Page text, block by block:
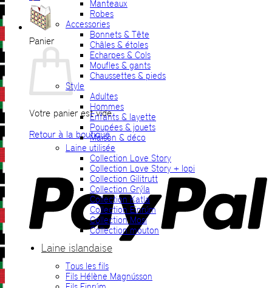
Panier
Votre panier est vide.
Retour à la boutique
Manteaux
Robes
Accessories
Bonnets & Tête
Châles & étoles
Echarpes & Cols
Moufles & gants
Chaussettes & pieds
Style
Adultes
Hommes
Enfants & layette
Poupées & jouets
Maison & déco
Laine utilisée
Collection Love Story
Collection Love Story + lopi
Collection Gilitrutt
Collection Grýla
Collection Katla
Collection Einrúm
Collection Mosi
Collection mouton
Laine islandaise
Tous les fils
Fils Hélène Magnússon